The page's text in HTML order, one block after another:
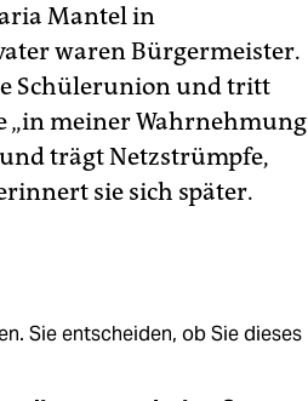
Mantel in
waren Bürgermeister.
Schülerunion und tritt
„in meiner Wahrnehmung
trägt Netzstrümpfe,
sie sich später.
Sie entscheiden, ob Sie dieses